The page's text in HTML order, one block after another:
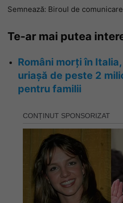
Semnează: Biroul de
Te-ar mai putea
Români morți în
uriașă de peste 2
pentru familii